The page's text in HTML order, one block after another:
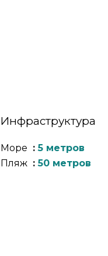
Инфраструктура
Море
5 метров
Пляж
50 метров